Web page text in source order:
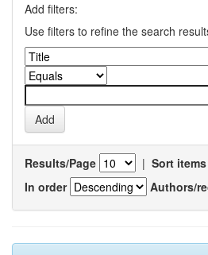
Add filters:
Use filters to refine the search
Results/Page | Sort
In order
Authors/